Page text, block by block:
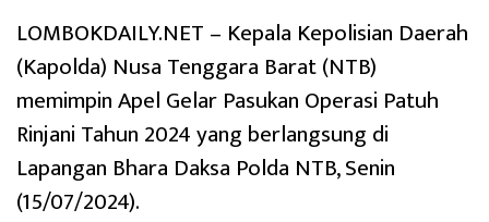
LOMBOKDAILY.NET – Kepala Kepolisian Daerah
(Kapolda) Nusa Tenggara Barat (NTB)
memimpin Apel Gelar Pasukan Operasi Patuh
Rinjani Tahun 2024 yang berlangsung di
Lapangan Bhara Daksa Polda NTB, Senin
(15/07/2024).